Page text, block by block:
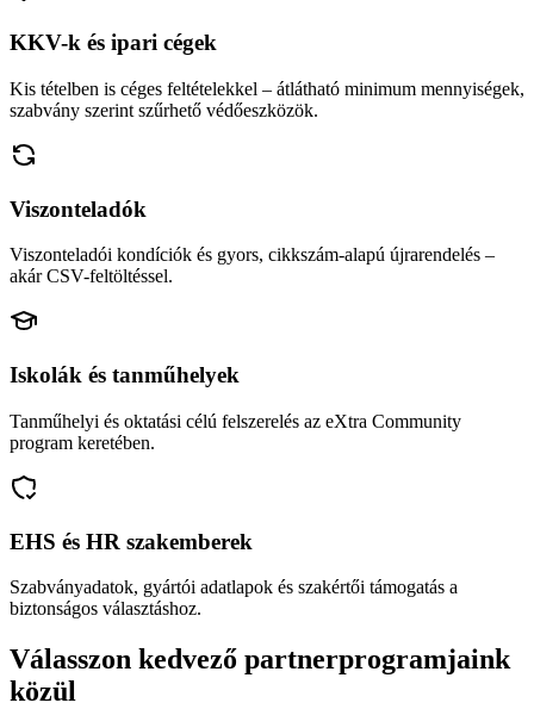
KKV-k és ipari cégek
Kis tételben is céges feltételekkel – átlátható minimum mennyiségek,
szabvány szerint szűrhető védőeszközök.
Viszonteladók
Viszonteladói kondíciók és gyors, cikkszám-alapú újrarendelés –
akár CSV-feltöltéssel.
Iskolák és tanműhelyek
Tanműhelyi és oktatási célú felszerelés az eXtra Community
program keretében.
EHS és HR szakemberek
Szabványadatok, gyártói adatlapok és szakértői támogatás a
biztonságos választáshoz.
Válasszon kedvező partnerprogramjaink
közül